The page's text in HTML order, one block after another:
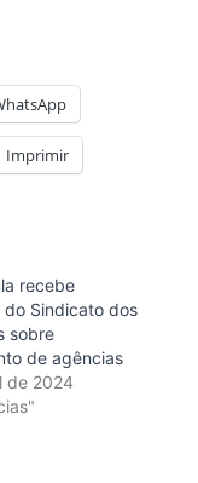
Imprimir
recebe
do Sindicato dos
sobre
de agências
de 2024